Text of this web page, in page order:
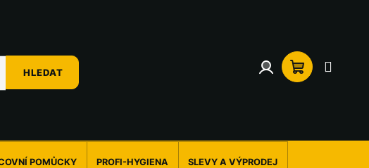
HLEDAT Přihlášení
Nákupní
košík
POMŮCKY PROFI-HYGIENA SLEVY A VÝPRODEJ